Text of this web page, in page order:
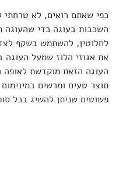
כפי שאתם רואים, לא טרחתי
השכבות בעוגה כדי שהעוגה
לחלוטין, להשתמש בשקף
את אגוזי הלוז שמעל העוגה
העוגה הזאת מוקדשת לאופה
תוצר טעים ומרשים
פשוטים שניתן להשיג בכל